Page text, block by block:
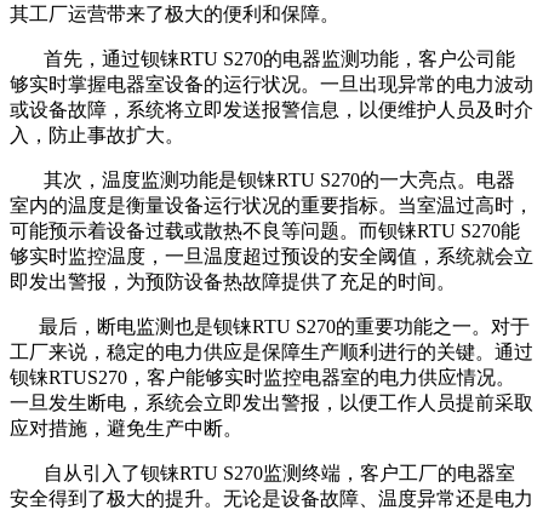
其工厂运营带来了极大的便利和保障。
首先，通过钡铼RTU S270的电器监测功能，客户公司能
够实时掌握电器室设备的运行状况。一旦出现异常的电力波动
或设备故障，系统将立即发送报警信息，以便维护人员及时介
入，防止事故扩大。
其次，温度监测功能是钡铼RTU S270的一大亮点。电器
室内的温度是衡量设备运行状况的重要指标。当室温过高时，
可能预示着设备过载或散热不良等问题。而钡铼RTU S270能
够实时监控温度，一旦温度超过预设的安全阈值，系统就会立
即发出警报，为预防设备热故障提供了充足的时间。
最后，断电监测也是钡铼RTU S270的重要功能之一。对于
工厂来说，稳定的电力供应是保障生产顺利进行的关键。通过
钡铼RTUS270，客户能够实时监控电器室的电力供应情况。
一旦发生断电，系统会立即发出警报，以便工作人员提前采取
应对措施，避免生产中断。
自从引入了钡铼RTU S270监测终端，客户工厂的电器室
安全得到了极大的提升。无论是设备故障、温度异常还是电力